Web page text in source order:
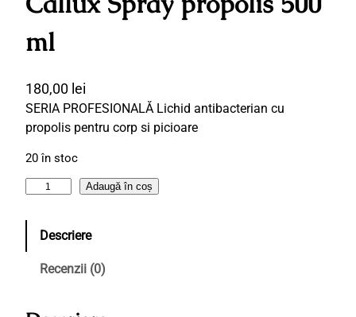
ml
180,00 lei
SERIA PROFESIONALĂ Lichid antibacterian cu
propolis pentru corp si picioare
20 în stoc
n
Adaugă în coș
Descriere
Recenzii (0)